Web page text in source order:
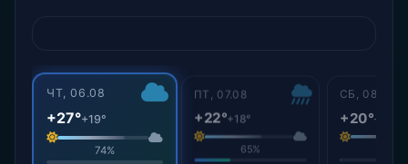
ЧТ, 06.08
+27°+19°
74%
ПТ, 07.08
+22°+18°
65%
СБ, 08.08
+20°+16°